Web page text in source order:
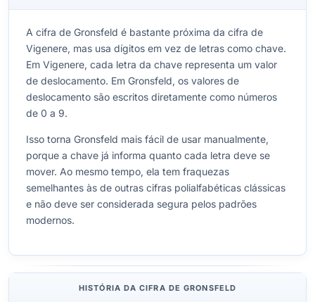
A cifra de Gronsfeld é bastante próxima da cifra de
Vigenere, mas usa dígitos em vez de letras como chave.
Em Vigenere, cada letra da chave representa um valor
de deslocamento. Em Gronsfeld, os valores de
deslocamento são escritos diretamente como números
de 0 a 9.
Isso torna Gronsfeld mais fácil de usar manualmente,
porque a chave já informa quanto cada letra deve se
mover. Ao mesmo tempo, ela tem fraquezas
semelhantes às de outras cifras polialfabéticas clássicas
e não deve ser considerada segura pelos padrões
modernos.
HISTÓRIA DA CIFRA DE GRONSFELD